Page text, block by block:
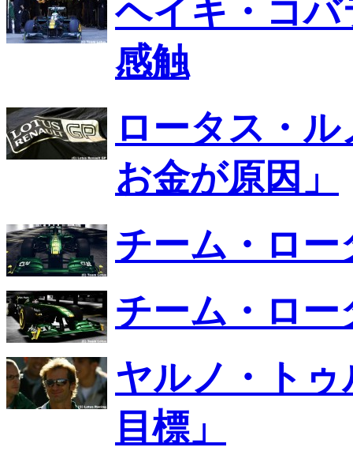
ヘイキ・コバ
感触
ロータス・
お金が原因」
チーム・ロー
チーム・ロ
ヤルノ・ト
目標」